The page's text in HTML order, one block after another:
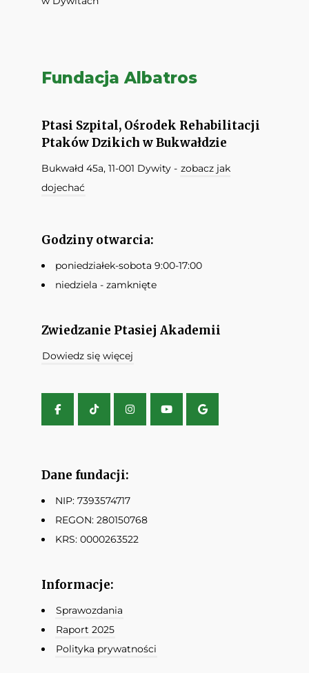
Fundacja Albatros
Ptasi Szpital, Ośrodek Rehabilitacji
Ptaków Dzikich w Bukwałdzie
Bukwałd 45a, 11-001 Dywity - zobacz jak
dojechać
Godziny otwarcia:
poniedziałek-sobota 9:00-17:00
niedziela - zamknięte
Zwiedzanie Ptasiej Akademii
Dowiedz się więcej
Dane fundacji:
NIP: 7393574717
REGON: 280150768
KRS: 0000263522
Informacje:
Sprawozdania
Raport 2025
Polityka prywatności